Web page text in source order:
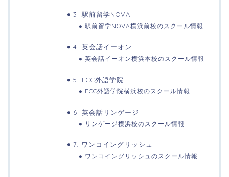
3. 駅前留学NOVA
駅前留学NOVA横浜前校のスクール情報
4. 英会話イーオン
英会話イーオン横浜本校のスクール情報
5. ECC外語学院
ECC外語学院横浜校のスクール情報
6. 英会話リンゲージ
リンゲージ横浜校のスクール情報
7. ワンコイングリッシュ
ワンコイングリッシュのスクール情報